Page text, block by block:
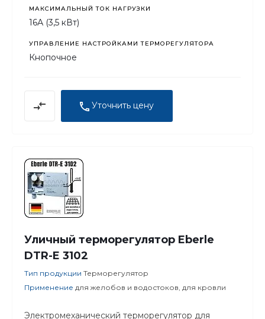
МАКСИМАЛЬНЫЙ ТОК НАГРУЗКИ
16А (3,5 кВт)
УПРАВЛЕНИЕ НАСТРОЙКАМИ ТЕРМОРЕГУЛЯТОРА
Кнопочное
Уточнить цену
Уличный терморегулятор Eberle
DTR-E 3102
Тип продукции Терморегулятор
Применение для желобов и водостоков, для кровли
Электромеханический терморегулятор для